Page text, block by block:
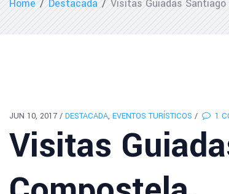
Home / Destacada / Visitas Guiadas
JUN 10, 2017 / DESTACADA, EVENTOS TURÍSTICOS / 1
Visitas